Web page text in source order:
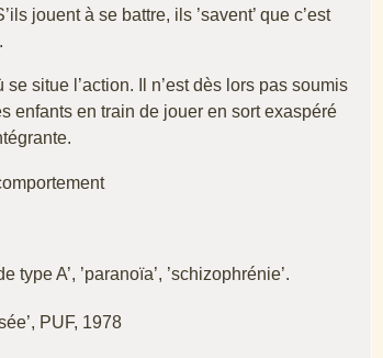
jouent à se battre, ils ’savent’ que c’est
se situe l’action. Il n’est dès lors pas soumis
enfants en train de jouer en sort exaspéré
type A’, ’paranoïa’, ’schizophrénie’.
PUF, 1978